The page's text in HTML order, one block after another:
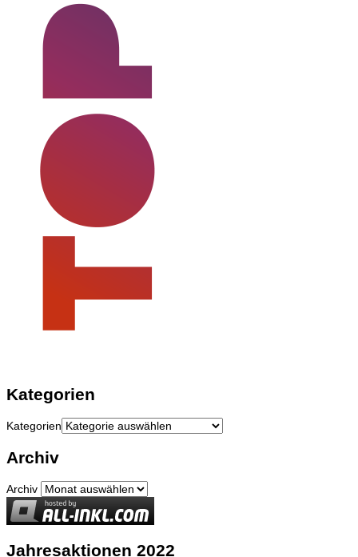
Kategorien
Kategorien
Archiv
Archiv
Jahresaktionen 2022